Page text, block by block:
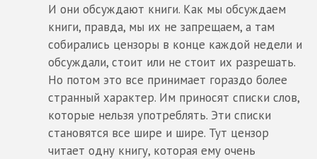
И они обсуждают книги. Как мы обсуждаем
книги, правда, мы их не запрещаем, а там
собирались цензоры в конце каждой недели и
обсуждали, стоит или не стоит их разрешать.
Но потом это все принимает гораздо более
странный характер. Им приносят списки слов,
которые нельзя употреблять. Эти списки
становятся все шире и шире. Тут цензор
читает одну книгу, которая ему очень